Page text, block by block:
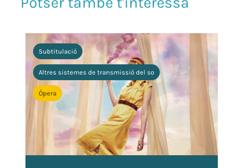
Subtitulació
Altres sistemes de transmissió del so
Òpera